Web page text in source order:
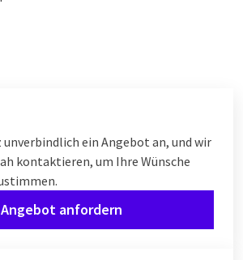
unverbindlich ein Angebot an, und wir
kontaktieren, um Ihre Wünsche
Angebot anfordern